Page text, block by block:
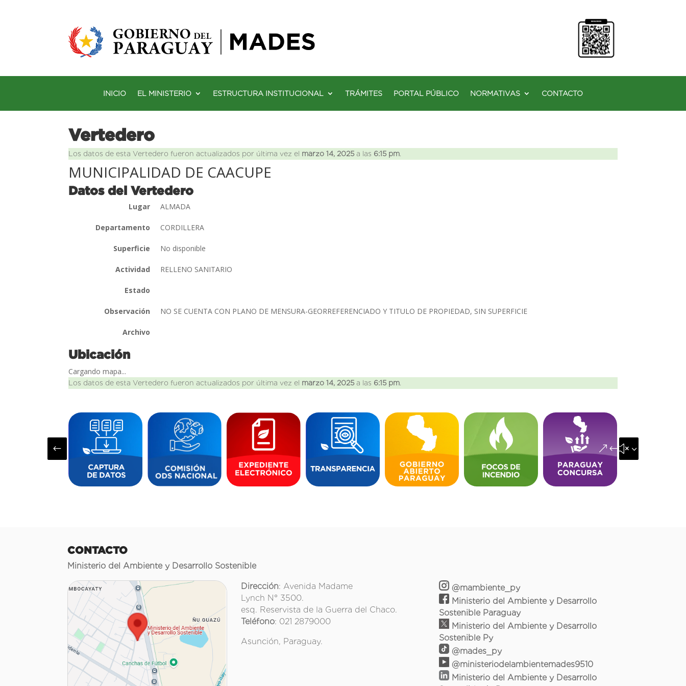
INICIO EL MINISTERIO ESTRUCTURA INSTITUCIONAL TRÁMITES PORTAL PÚBLICO NORMATIVAS CONTACTO
Vertedero
Los datos de esta Vertedero fueron actualizados por última vez el marzo 14, 2025 a las 6:15 pm
MUNICIPALIDAD DE CAACUPE
Datos del Vertedero
Lugar ALMADA
Departamento CORDILLERA
Superficie No disponible
Actividad RELLENO SANITARIO
Estado
Observación NO SE CUENTA CON PLANO DE MENSURA-GEORREFERENCIADO Y TITULO DE PROPIEDAD, SIN SUPERFICIE
Archivo
Ubicación
Cargando mapa...
Los datos de esta Vertedero fueron actualizados por última vez el marzo 14, 2025 a las 6:15 pm
# &#x35;
CONTACTO
Ministerio del Ambiente y Desarrollo Sostenible
Dirección: Avenida Madame
Lynch N° 3500.
esq. Reservista de la Guerra del Chaco.
Teléfono: 021 2879000
Asunción, Paraguay.
@mambiente_py
Ministerio del Ambiente y Desarrollo
Sostenible Paraguay
Ministerio del Ambiente y Desarrollo
Sostenible Py
@mades_py
@ministeriodelambientemades9510
Ministerio del Ambiente y Desarrollo